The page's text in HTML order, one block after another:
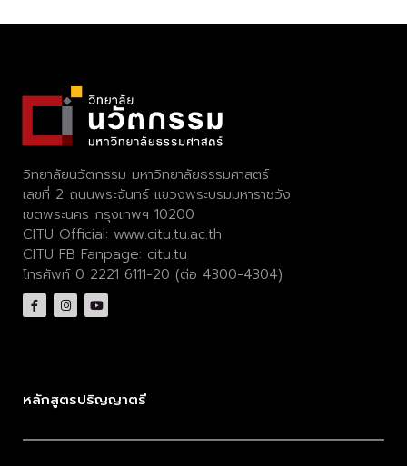
วิทยาลัยนวัตกรรม มหาวิทยาลัยธรรมศาสตร์
เลขที่ 2 ถนนพระจันทร์ แขวงพระบรมมหาราชวัง
เขตพระนคร กรุงเทพฯ 10200
CITU Official: www.citu.tu.ac.th
CITU FB Fanpage: citu.tu
โทรศัพท์ 0 2221 6111-20 (ต่อ 4300-4304)
หลักสูตรปริญญาตรี